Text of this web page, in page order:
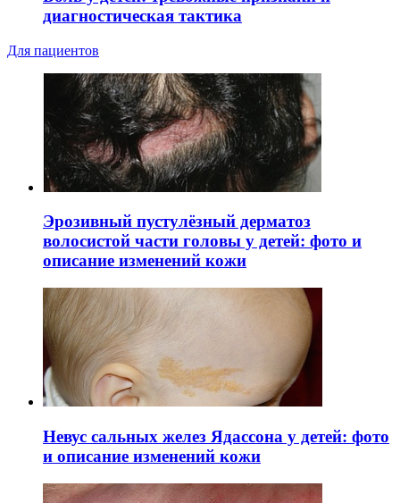
диагностическая тактика
Для пациентов
Эрозивный пустулёзный дерматоз
волосистой части головы у детей: фото и
описание изменений кожи
Невус сальных желез Ядассона у детей: фото
и описание изменений кожи